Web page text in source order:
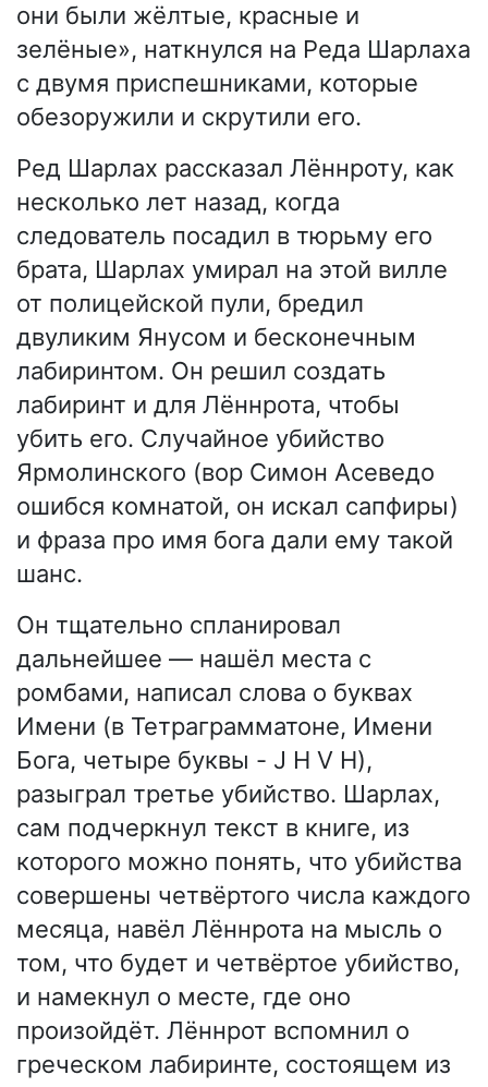
они были жёлтые, красные и
зелёные», наткнулся на Реда Шарлаха
с двумя приспешниками, которые
обезоружили и скрутили его.
Ред Шарлах рассказал Лённроту, как
несколько лет назад, когда
следователь посадил в тюрьму его
брата, Шарлах умирал на этой вилле
от полицейской пули, бредил
двуликим Янусом и бесконечным
лабиринтом. Он решил создать
лабиринт и для Лённрота, чтобы
убить его. Случайное убийство
Ярмолинского (вор Симон Асеведо
ошибся комнатой, он искал сапфиры)
и фраза про имя бога дали ему такой
шанс.
Он тщательно спланировал
дальнейшее — нашёл места с
ромбами, написал слова о буквах
Имени (в Тетраграмматоне, Имени
Бога, четыре буквы - J H V H),
разыграл третье убийство. Шарлах,
сам подчеркнул текст в книге, из
которого можно понять, что убийства
совершены четвёртого числа каждого
месяца, навёл Лённрота на мысль о
том, что будет и четвёртое убийство,
и намекнул о месте, где оно
произойдёт. Лённрот вспомнил о
греческом лабиринте, состоящем из